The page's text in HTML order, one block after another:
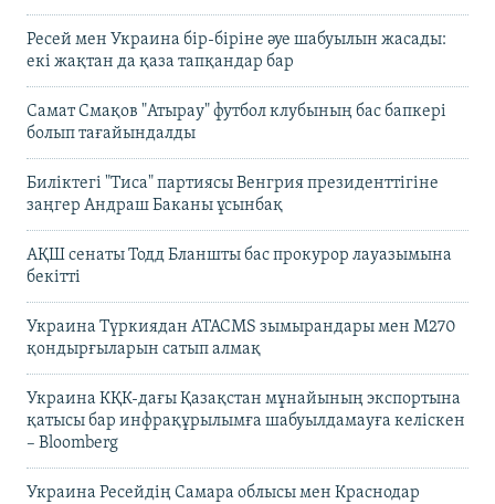
Ресей мен Украина бір-біріне әуе шабуылын жасады:
екі жақтан да қаза тапқандар бар
Самат Смақов "Атырау" футбол клубының бас бапкері
болып тағайындалды
Биліктегі "Тиса" партиясы Венгрия президенттігіне
заңгер Андраш Баканы ұсынбақ
АҚШ сенаты Тодд Бланшты бас прокурор лауазымына
бекітті
Украина Түркиядан ATACMS зымырандары мен M270
қондырғыларын сатып алмақ
Украина КҚК-дағы Қазақстан мұнайының экспортына
қатысы бар инфрақұрылымға шабуылдамауға келіскен
– Bloomberg
Украина Ресейдің Самара облысы мен Краснодар